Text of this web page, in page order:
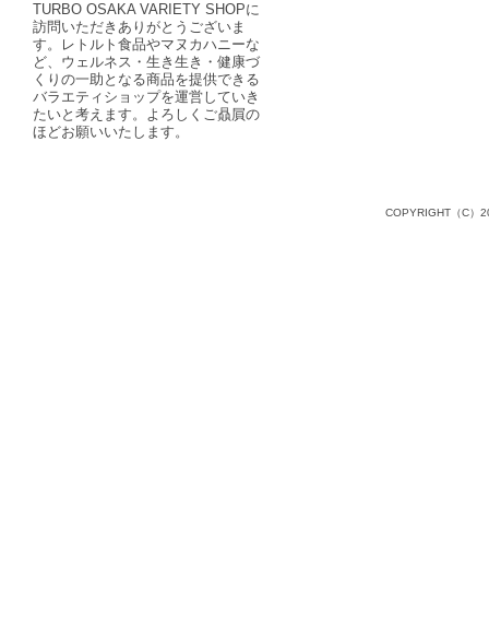
TURBO OSAKA VARIETY SHOPに
訪問いただきありがとうございま
す。レトルト食品やマヌカハニーな
ど、ウェルネス・生き生き・健康づ
くりの一助となる商品を提供できる
バラエティショップを運営していき
たいと考えます。よろしくご贔屓の
ほどお願いいたします。
COPYRIGHT（C）